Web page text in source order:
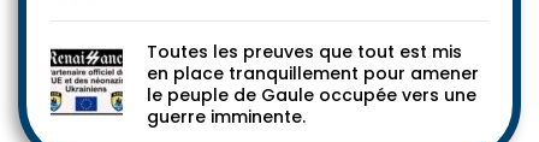
Toutes les preuves que tout est mis
en place tranquillement pour amener
le peuple de Gaule occupée vers une
guerre imminente.